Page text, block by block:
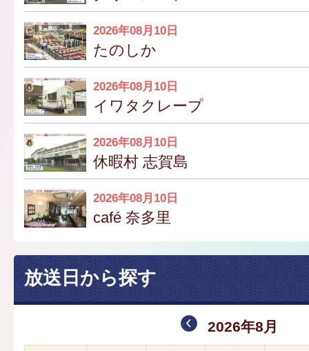
2026年08月10日
たのしか
2026年08月10日
イワタクレープ
2026年08月10日
休暇村 志賀島
2026年08月10日
café 奈多里
放送日から探す
2026年8月